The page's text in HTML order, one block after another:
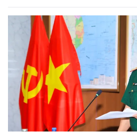
Phó Chủ nhiệm Chính trị Quân khu